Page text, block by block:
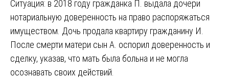
Ситуация: в 2018 году гражданка П. выдала дочери
нотариальную доверенность на право распоряжаться
имуществом. Дочь продала квартиру гражданину И.
После смерти матери сын А. оспорил доверенность и
сделку, указав, что мать была больна и не могла
осознавать своих действий.